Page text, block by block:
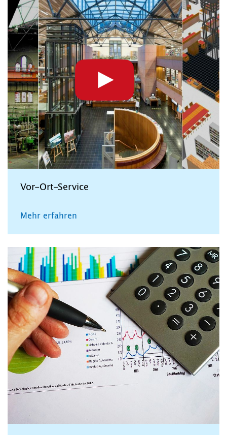
Vor-Ort-Service
Mehr erfahren